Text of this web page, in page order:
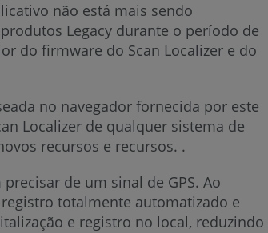
não está mais sendo
Legacy durante o período de
do firmware do Scan Localizer e do
no navegador fornecida por este
Localizer de qualquer sistema de
recursos e recursos. .
de um sinal de GPS. Ao
totalmente automatizado e
e registro no local, reduzindo